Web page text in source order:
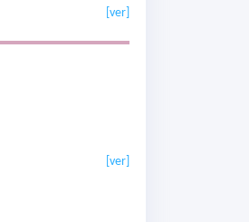
[ver]
[ver]